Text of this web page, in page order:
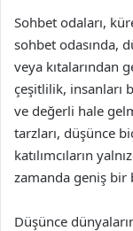
Sohbet odaları,
sohbet odasında,
veya kıtalarından
çeşitlilik, insanları
ve değerli hale
tarzları, düşünce
katılımcıların
zamanda geniş bir
Düşünce